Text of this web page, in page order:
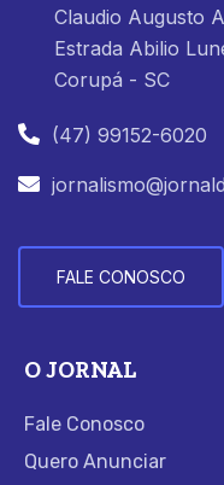
Claudio Augusto
Estrada Abilio
Corupá - SC
(47) 99152-6020
FALE CONOSCO
O JORNAL
Fale Conosco
Quero Anunciar